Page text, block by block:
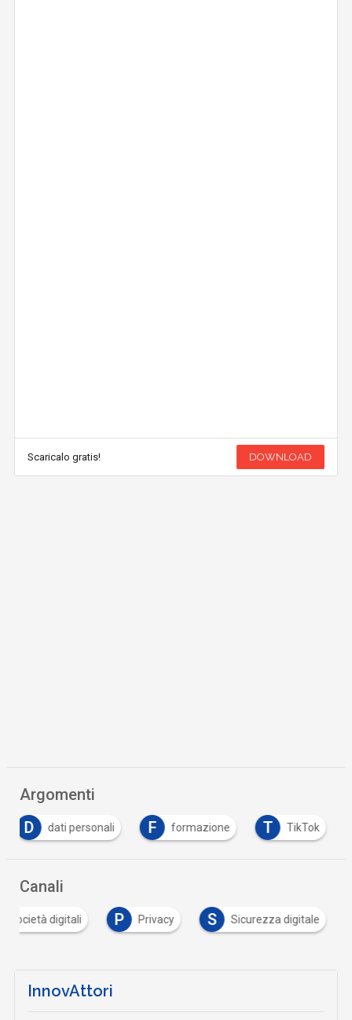
Scaricalo gratis! DOWNLOAD
Argomenti
D
dati personali F formazione T TikTok
Canali
società digitali P Privacy S Sicurezza digitale
InnovAttori